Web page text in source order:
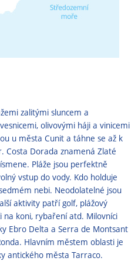
zalitými sluncem a
olivovými háji a vinicemi
u města Cunit a táhne se až k
Costa Dorada znamená Zlaté
Pláže jsou perfektně
vstup do vody. Kdo holduje
nebi. Neodolatelné jsou
aktivity patří golf, plážový
na koni, rybaření atd. Milovníci
Ebro Delta a Serra de Montsant
Hlavním městem oblasti je
antického města Tarraco.